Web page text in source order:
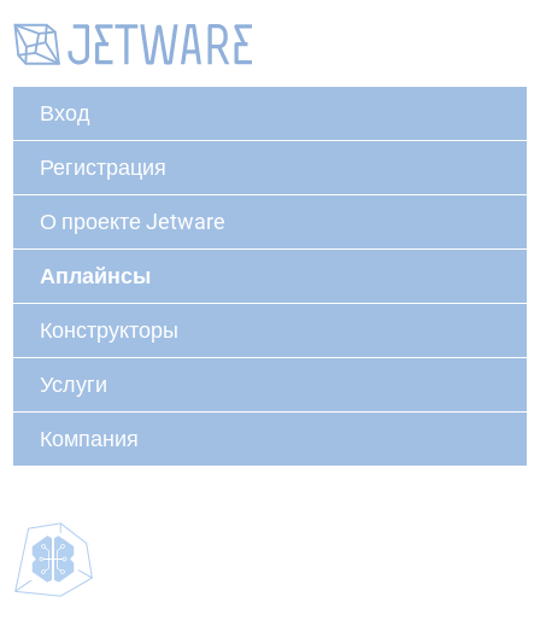
Вход
Регистрация
О проекте Jetware
Аплайнсы
Конструкторы
Услуги
Компания